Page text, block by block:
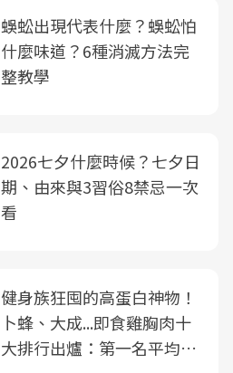
蜈蚣出現代表什麼？蜈蚣怕
什麼味道？6種消滅方法完
整教學
2026七夕什麼時候？七夕日
期、由來與3習俗8禁忌一次
看
健身族狂囤的高蛋白神物！
卜蜂、大成...即食雞胸肉十
大排行出爐：第一名平均一